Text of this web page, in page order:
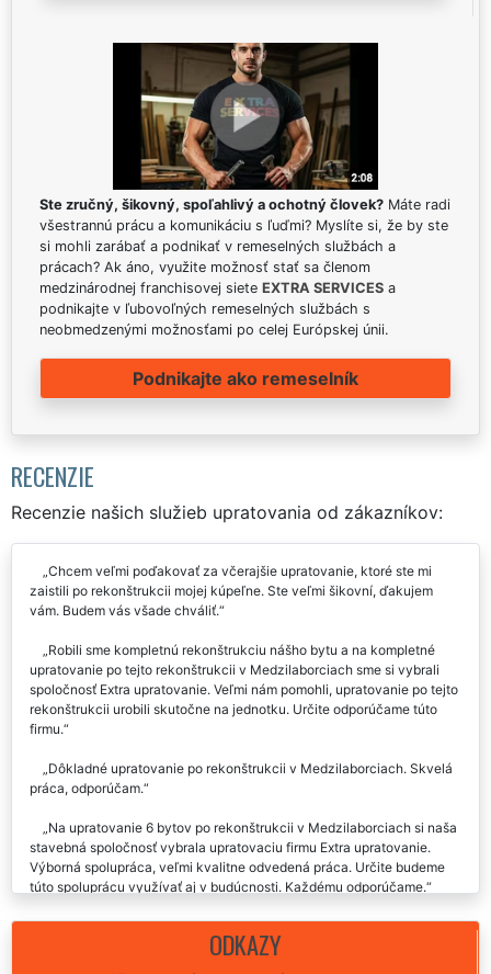
Ste zručný, šikovný, spoľahlivý a ochotný človek? Máte radi
všestrannú prácu a komunikáciu s ľuďmi? Myslíte si, že by ste
si mohli zarábať a podnikať v remeselných službách a
prácach? Ak áno, využite možnosť stať sa členom
medzinárodnej franchisovej siete EXTRA SERVICES a
podnikajte v ľubovoľných remeselných službách s
neobmedzenými možnosťami po celej Európskej únii.
Podnikajte ako remeselník
RECENZIE
Recenzie našich služieb upratovania od zákazníkov:
Chcem veľmi poďakovať za včerajšie upratovanie, ktoré ste mi
zaistili po rekonštrukcii mojej kúpeľne. Ste veľmi šikovní, ďakujem
vám. Budem vás všade chváliť.
Robili sme kompletnú rekonštrukciu nášho bytu a na kompletné
upratovanie po tejto rekonštrukcii v Medzilaborciach sme si vybrali
spoločnosť Extra upratovanie. Veľmi nám pomohli, upratovanie po tejto
rekonštrukcii urobili skutočne na jednotku. Určite odporúčame túto
firmu.
Dôkladné upratovanie po rekonštrukcii v Medzilaborciach. Skvelá
práca, odporúčam.
Na upratovanie 6 bytov po rekonštrukcii v Medzilaborciach si naša
stavebná spoločnosť vybrala upratovaciu firmu Extra upratovanie.
Výborná spolupráca, veľmi kvalitne odvedená práca. Určite budeme
túto spoluprácu využívať aj v budúcnosti. Každému odporúčame.
Veľmi kvalitne vykonané upratovanie po rekonštrukcii v
Medzilaborciach. Budem rozhodne využívať aj naďalej.
ODKAZY